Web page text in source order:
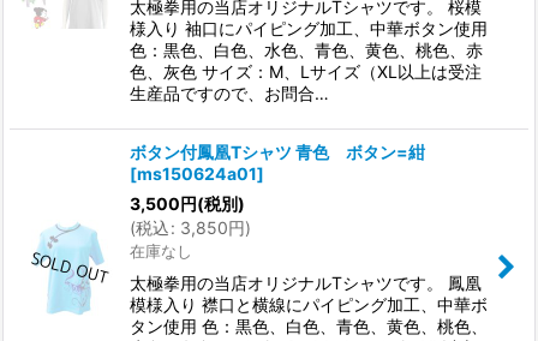
太極拳用の当店オリジナルTシャツです。 桜模
様入り 袖口にパイピング加工、中華ボタン使用
色：黒色、白色、水色、青色、黄色、桃色、赤
色、灰色 サイズ：M、Lサイズ（XL以上は受注
生産品ですので、お問合…
ボタン付鳳凰Tシャツ 青色 ボタン=紺
[ms150624a01]
3,500円(税別)
(税込: 3,850円)
在庫なし
太極拳用の当店オリジナルTシャツです。 鳳凰
模様入り 襟口と横線にパイピング加工、中華ボ
タン使用 色：黒色、白色、青色、黄色、桃色、